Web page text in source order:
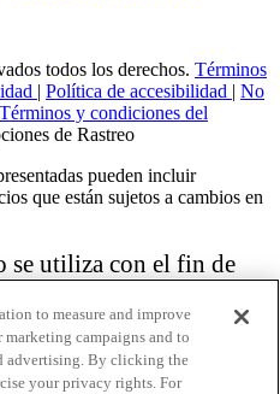
todos los derechos. Términos
| Política de accesibilidad | No
Términos y condiciones del
de Rastreo
pueden incluir
que están sujetos a cambios en
se utiliza con el fin de
enumeradas aquí no pretenden
de todas las funciones accesibles
to measure and improve
marketing campaigns and to
advertising. By clicking the
your privacy rights. For